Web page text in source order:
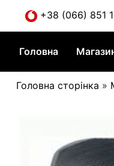
content
+38 (066) 851
Головна
Головна сторінка »